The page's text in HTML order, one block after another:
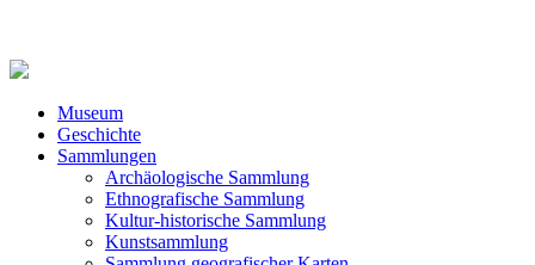
Museum
Geschichte
Sammlungen
Archäologische Sammlung
Ethnografische Sammlung
Kultur-historische Sammlung
Kunstsammlung